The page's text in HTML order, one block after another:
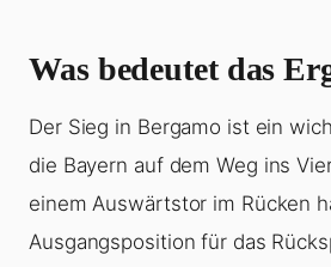
Was bedeutet das
Der Sieg in Bergamo ist ein
die Bayern auf dem Weg ins
einem Auswärtstor im Rücken
Ausgangsposition für das